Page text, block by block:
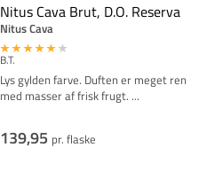
Nitus Cava Brut, D.O. Reserva
Nitus Cava
B.T.
Lys gylden farve. Duften er meget ren
med masser af frisk frugt. ...
139,95 pr. flaske